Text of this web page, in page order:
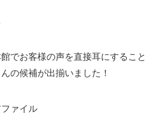
でお客様の声を直接耳にするこ
の候補が出揃いました！
ァイル